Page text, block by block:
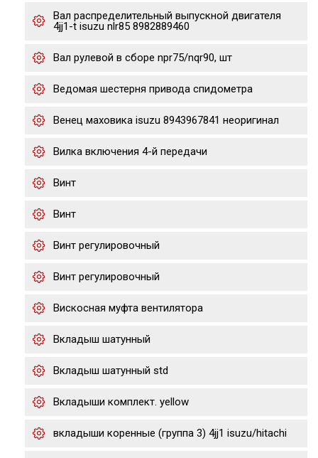
Вал распределительный выпускной двигателя
4jj1-t isuzu nlr85 8982889460
Вал рулевой в сборе npr75/nqr90, шт
Ведомая шестерня привода спидометра
Венец маховика isuzu 8943967841 неоригинал
Вилка включения 4-й передачи
Винт
Винт
Винт регулировочный
Винт регулировочный
Вискосная муфта вентилятора
Вкладыш шатунный
Вкладыш шатунный std
Вкладыши комплект. yellow
вкладыши коренные (группа 3) 4jj1 isuzu/hitachi